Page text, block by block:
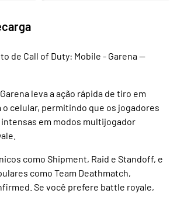
de Call of Duty: Mobile - Garena —
leva a ação rápida de tiro em
o celular, permitindo que os jogadores
em modos multijogador
como Shipment, Raid e Standoff, e
como Team Deathmatch,
Se você prefere battle royale,